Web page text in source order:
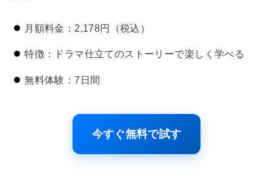
月額料金：2,178円（税込）
特徴：ドラマ仕立てのストーリーで楽しく学べる
無料体験：7日間
今すぐ無料で試す